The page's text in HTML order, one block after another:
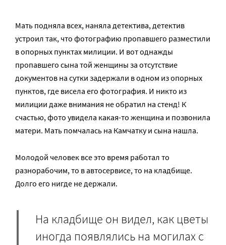
Мать подняла всех, наняла детектива, детектив
устроил так, что фотографию пропавшего разместили
в опорных пунктах милиции. И вот однажды
пропавшего сына той женщины за отсутствие
документов на сутки задержали в одном из опорных
пунктов, где висела его фотография. И никто из
милиции даже внимания не обратил на стенд! К
счастью, фото увидела какая-то женщина и позвонила
матери. Мать помчалась на Камчатку и сына нашла.
Молодой человек все это время работал то
разнорабочим, то в автосервисе, то на кладбище.
Долго его нигде не держали.
На кладбище он видел, как цветы
иногда появлялись на могилах с